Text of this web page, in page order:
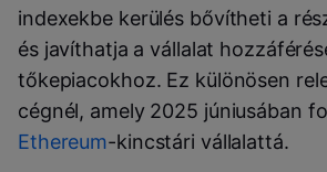
indexekbe kerülés bővítheti a
és javíthatja a vállalat
tőkepiacokhoz. Ez különösen
cégnél, amely 2025 júniusában
Ethereum-kincstári vállalattá.